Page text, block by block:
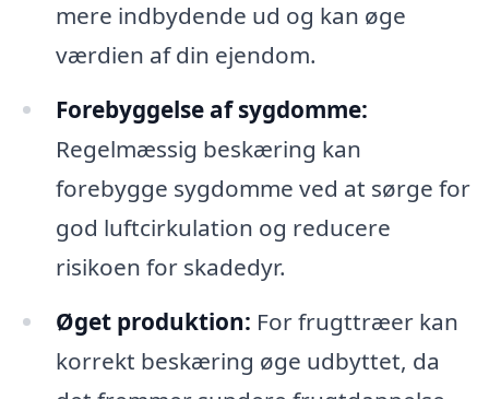
mere indbydende ud og kan øge
værdien af din ejendom.
Forebyggelse af sygdomme:
Regelmæssig beskæring kan
forebygge sygdomme ved at sørge for
god luftcirkulation og reducere
risikoen for skadedyr.
Øget produktion: For frugttræer kan
korrekt beskæring øge udbyttet, da